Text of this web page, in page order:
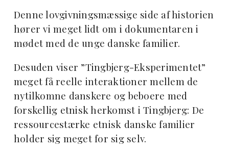
Denne lovgivningsmæssige side af historien
hører vi meget lidt om i dokumentaren i
mødet med de unge danske familier.
Desuden viser ”Tingbjerg-Eksperimentet”
meget få reelle interaktioner mellem de
nytilkomne danskere og beboere med
forskellig etnisk herkomst i Tingbjerg: De
ressourcestærke etnisk danske familier
holder sig meget for sig selv.